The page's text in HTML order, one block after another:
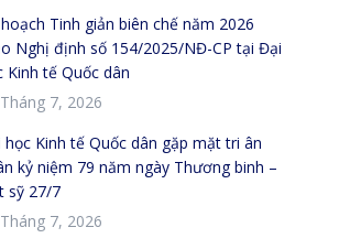
Tinh giản biên chế năm 2026
Nghị định số 154/2025/NĐ-CP tại Đại
Kinh tế Quốc dân
7, 2026
học Kinh tế Quốc dân gặp mặt tri ân
kỷ niệm 79 năm ngày Thương binh –
sỹ 27/7
7, 2026